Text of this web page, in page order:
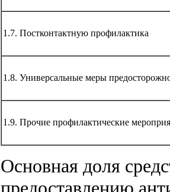
1.7. Постконтактную профилактика
1.8. Универсальные меры
1.9. Прочие профилактические
Основная доля